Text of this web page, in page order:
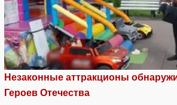
Незаконные аттракционы
Героев Отечества